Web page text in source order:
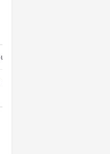
douleur